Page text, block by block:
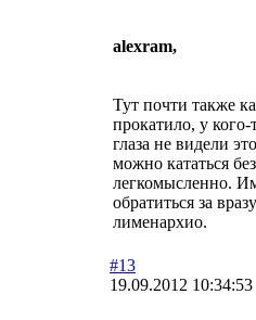
alexram,
Тут почти также
прокатило, у
глаза не видели
можно кататься
легкомысленно.
обратиться за
лименархио.
#13
19.09.2012 10:34:53